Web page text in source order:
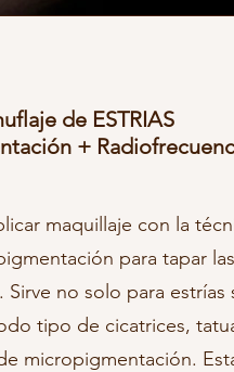
de ESTRIAS
+
maquillaje con la
para tapar las
Sirve no solo para estrías
tipo de cicatrices,
micropigmentación.